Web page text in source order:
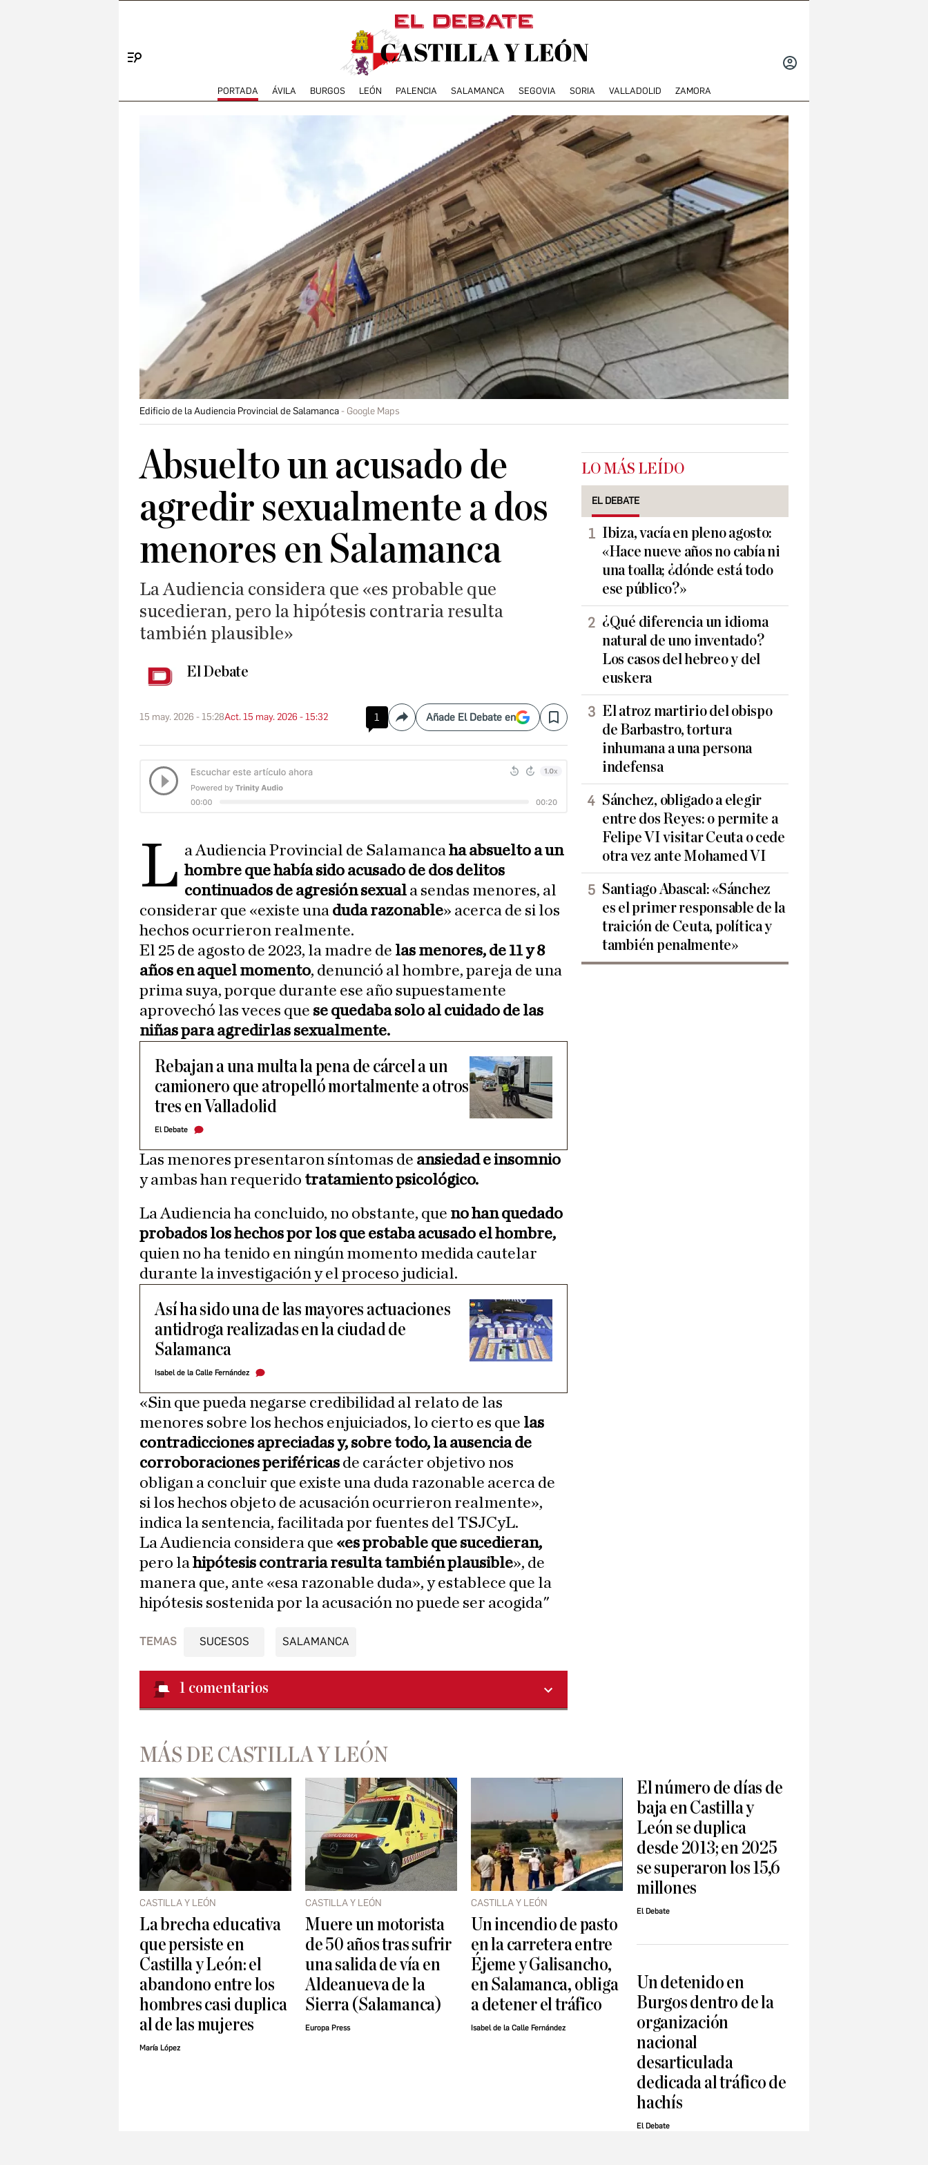
PORTADA ÁVILA BURGOS LEÓN PALENCIA SALAMANCA SEGOVIA SORIA VALLADOLID ZAMORA
Edificio de la Audiencia Provincial de Salamanca Google Maps
Absuelto un acusado de
agredir sexualmente a dos
menores en Salamanca
La Audiencia considera que «es probable que
sucedieran, pero la hipótesis contraria resulta
también plausible»
El Debate
15 may. 2026 - 15:28Act. 15 may. 2026 - 15:32 1 CompartirAñade El Debate en Save
L a Audiencia Provincial de Salamancaha absuelto a un
hombre que había sido acusado de dos delitos
continuados de agresión sexual a sendas menores, al
considerar que «existe una duda razonable» acerca de si los
hechos ocurrieron realmente.
El 25 de agosto de 2023, la madre de las menores, de 11 y 8
años en aquel momento, denunció al hombre, pareja de una
prima suya, porque durante ese año supuestamente
aprovechó las veces que se quedaba solo al cuidado de las
niñas para agredirlas sexualmente.
Rebajan a una multa la pena de cárcel a un
camionero que atropelló mortalmente a otros
tres en Valladolid
El Debate
Las menores presentaron síntomas de ansiedad e insomnio
y ambas han requerido tratamiento psicológico.
La Audiencia ha concluido, no obstante, que no han quedado
probados los hechos por los que estaba acusado el hombre,
quien no ha tenido en ningún momento medida cautelar
durante la investigación y el proceso judicial.
Así ha sido una de las mayores actuaciones
antidroga realizadas en la ciudad de
Salamanca
Isabel de la Calle Fernández
«Sin que pueda negarse credibilidad al relato de las
menores sobre los hechos enjuiciados, lo cierto es que las
contradicciones apreciadas y, sobre todo, la ausencia de
corroboraciones periféricas de carácter objetivo nos
obligan a concluir que existe una duda razonable acerca de
si los hechos objeto de acusación ocurrieron realmente»,
indica la sentencia, facilitada por fuentes del TSJCyL.
La Audiencia considera que «es probable que sucedieran,
pero lahipótesis contraria resulta también plausible», de
manera que, ante «esa razonable duda», y establece que la
hipótesis sostenida por la acusación no puede ser acogida"
TEMAS SUCESOS SALAMANCA
1 comentarios
LO MÁS LEÍDO
EL DEBATE
Ibiza, vacía en pleno agosto:
«Hace nueve años no cabía ni
una toalla; ¿dónde está todo
ese público?»
¿Qué diferencia un idioma
natural de uno inventado?
Los casos del hebreo y del
euskera
El atroz martirio del obispo
de Barbastro, tortura
inhumana a una persona
indefensa
Sánchez, obligado a elegir
entre dos Reyes: o permite a
Felipe VI visitar Ceuta o cede
otra vez ante Mohamed VI
Santiago Abascal: «Sánchez
es el primer responsable de la
traición de Ceuta, política y
también penalmente»
MÁS DE CASTILLA Y LEÓN
CASTILLA Y LEÓN
La brecha educativa
que persiste en
Castilla y León: el
abandono entre los
hombres casi duplica
al de las mujeres
María López
CASTILLA Y LEÓN
Muere un motorista
de 50 años tras sufrir
una salida de vía en
Aldeanueva de la
Sierra (Salamanca)
Europa Press
CASTILLA Y LEÓN
Un incendio de pasto
en la carretera entre
Éjeme y Galisancho,
en Salamanca, obliga
a detener el tráfico
Isabel de la Calle Fernández
El número de días de
baja en Castilla y
León se duplica
desde 2013; en 2025
se superaron los 15,6
millones
El Debate
​Un detenido en
Burgos dentro de la
organización
nacional
desarticulada
dedicada al tráfico de
hachís
El Debate